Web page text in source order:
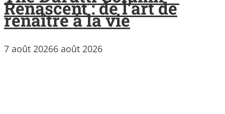
Renascent : de l’art de
renaître à la vie
7 août 20266 août 2026